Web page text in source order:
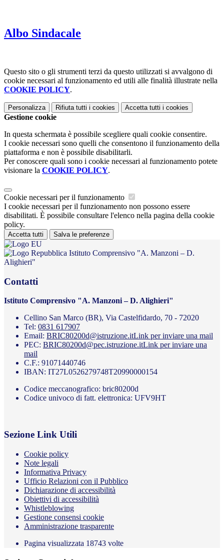
Albo Sindacale
Questo sito o gli strumenti terzi da questo utilizzati si avvalgono di
cookie necessari al funzionamento ed utili alle finalità illustrate nella
COOKIE POLICY.
Personalizza Rifiuta tutti i cookies Accetta tutti i cookies
Gestione cookie
In questa schermata è possibile scegliere quali cookie consentire.
I cookie necessari sono quelli che consentono il funzionamento della
piattaforma e non è possibile disabilitarli.
Per conoscere quali sono i cookie necessari al funzionamento potete
visionare la COOKIE POLICY.
Cookie necessari per il funzionamento
I cookie necessari per il funzionamento non possono essere
disabilitati. È possibile consultare l'elenco nella pagina della cookie
policy.
Accetta tutti Salva le preferenze
Istituto Comprensivo "A. Manzoni – D.
Alighieri"
Contatti
Istituto Comprensivo "A. Manzoni – D. Alighieri"
Cellino San Marco (BR), Via Castelfidardo, 70 - 72020
Tel: 0831 617907
Email: BRIC80200d@istruzione.itLink per inviare una mail
PEC: BRIC80200d@pec.istruzione.itLink per inviare una
mail
C.F.: 91071440746
IBAN: IT27L0526279748T20990000154
Codice meccanografico: bric80200d
Codice univoco di fatt. elettronica: UFV9HT
Sezione Link Utili
Cookie policy
Note legali
Informativa Privacy
Ufficio Relazioni con il Pubblico
Dichiarazione di accessibilità
Obiettivi di accessibilità
Whistleblowing
Gestione consensi cookie
Amministrazione trasparente
Pagina visualizzata 18743 volte